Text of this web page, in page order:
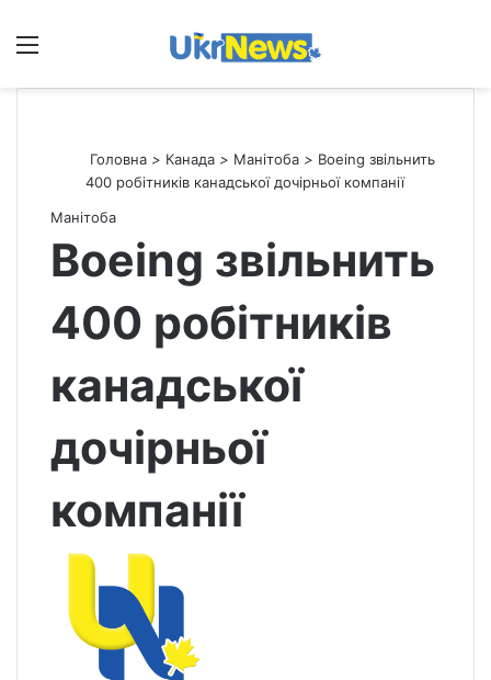
Меню
Головна > Канада > Манітоба > Boeing звільнить
400 робітників канадської дочірньої компанії
Манітоба
Boeing звільнить
400 робітників
канадської
дочірньої
компанії